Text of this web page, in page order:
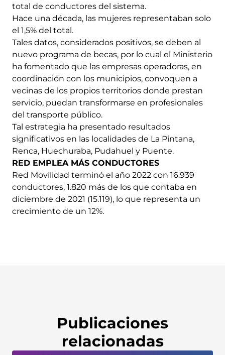
total de conductores del sistema.
Hace una década, las mujeres representaban solo
el 1,5% del total.
Tales datos, considerados positivos, se deben al
nuevo programa de becas, por lo cual el Ministerio
ha fomentado que las empresas operadoras, en
coordinación con los municipios, convoquen a
vecinas de los propios territorios donde prestan
servicio, puedan transformarse en profesionales
del transporte público.
Tal estrategia ha presentado resultados
significativos en las localidades de La Pintana,
Renca, Huechuraba, Pudahuel y Puente.
RED EMPLEA MÁS CONDUCTORES
Red Movilidad terminó el año 2022 con 16.939
conductores, 1.820 más de los que contaba en
diciembre de 2021 (15.119), lo que representa un
crecimiento de un 12%.
Publicaciones
relacionadas